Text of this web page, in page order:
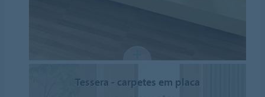
Tessera - carpetes em placa